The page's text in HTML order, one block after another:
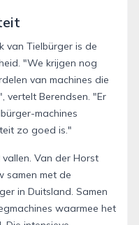
van Tielbürger is de
"We krijgen nog
van machines die
vertelt Berendsen. "Er
machines
zo goed is."
Van der Horst
samen met de
in Duitsland. Samen
waarmee het